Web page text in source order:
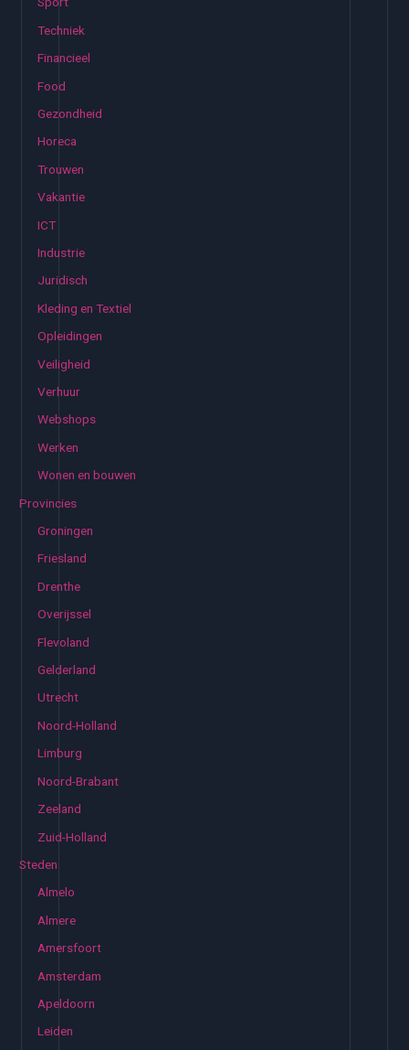
Techniek
Financieel
Food
Gezondheid
Horeca
Trouwen
Vakantie
ICT
Industrie
Juridisch
Kleding en Textiel
Opleidingen
Veiligheid
Verhuur
Webshops
Werken
Wonen en bouwen
Provincies
Groningen
Friesland
Drenthe
Overijssel
Flevoland
Gelderland
Utrecht
Noord-Holland
Limburg
Noord-Brabant
Zeeland
Zuid-Holland
Steden
Almelo
Almere
Amersfoort
Amsterdam
Apeldoorn
Leiden